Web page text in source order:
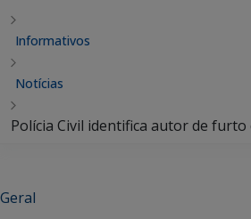
Informativos
Notícias
Polícia Civil identifica autor de
Geral